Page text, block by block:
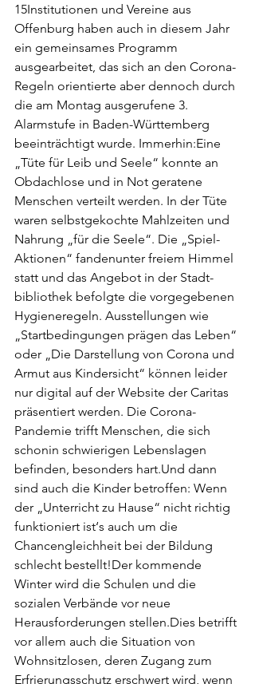
15Institutionen und Vereine aus
Offenburg haben auch in diesem Jahr
ein gemeinsames Programm
ausgearbeitet, das sich an den Corona-
Regeln orientierte aber dennoch durch
die am Montag ausgerufene 3.
Alarmstufe in Baden-Württemberg
beeinträchtigt wurde. Immerhin:Eine
„Tüte für Leib und Seele“ konnte an
Obdachlose und in Not geratene
Menschen verteilt werden. In der Tüte
waren selbstgekochte Mahlzeiten und
Nahrung „für die Seele“. Die „Spiel-
Aktionen“ fandenunter freiem Himmel
statt und das Angebot in der Stadt-
bibliothek befolgte die vorgegebenen
Hygieneregeln. Ausstellungen wie
„Startbedingungen prägen das Leben“
oder „Die Darstellung von Corona und
Armut aus Kindersicht“ können leider
nur digital auf der Website der Caritas
präsentiert werden. Die Corona-
Pandemie trifft Menschen, die sich
schonin schwierigen Lebenslagen
befinden, besonders hart.Und dann
sind auch die Kinder betroffen: Wenn
der „Unterricht zu Hause“ nicht richtig
funktioniert ist‘s auch um die
Chancengleichheit bei der Bildung
schlecht bestellt!Der kommende
Winter wird die Schulen und die
sozialen Verbände vor neue
Herausforderungen stellen.Dies betrifft
vor allem auch die Situation von
Wohnsitzlosen, deren Zugang zum
Erfrierungsschutz erschwert wird, wenn